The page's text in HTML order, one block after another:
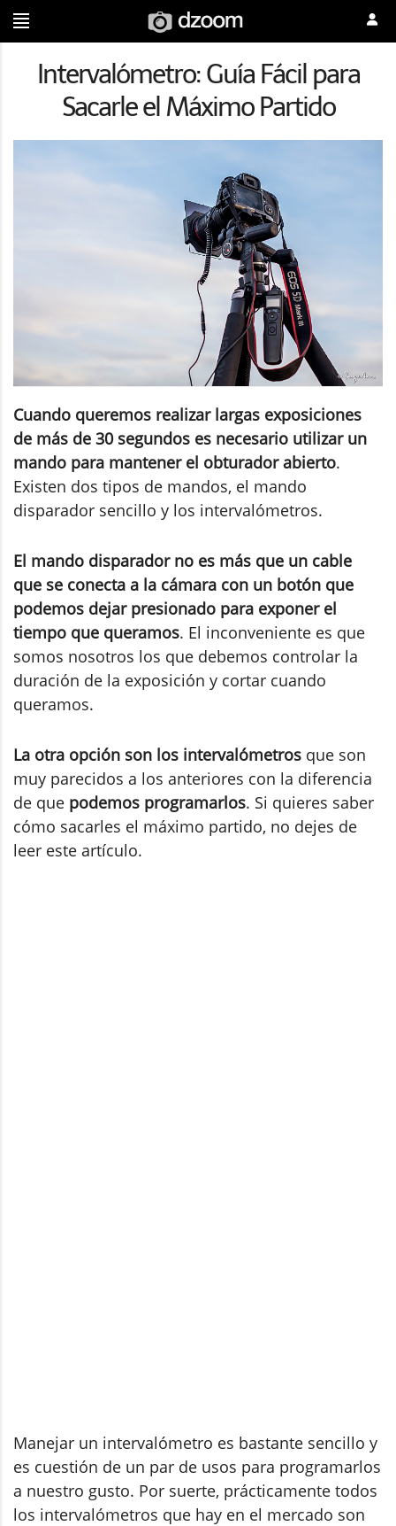
Intervalómetro: Guía Fácil para
Sacarle el Máximo Partido
Cuando queremos realizar largas exposiciones
de más de 30 segundos es necesario utilizar un
mando para mantener el obturador abierto.
Existen dos tipos de mandos, el mando
disparador sencillo y los intervalómetros.
El mando disparador no es más que un cable
que se conecta a la cámara con un botón que
podemos dejar presionado para exponer el
tiempo que queramos. El inconveniente es que
somos nosotros los que debemos controlar la
duración de la exposición y cortar cuando
queramos.
La otra opción son los intervalómetros que son
muy parecidos a los anteriores con la diferencia
de que podemos programarlos. Si quieres saber
cómo sacarles el máximo partido, no dejes de
leer este artículo.
Manejar un intervalómetro es bastante sencillo y
es cuestión de un par de usos para programarlos
a nuestro gusto. Por suerte, prácticamente todos
los intervalómetros que hay en el mercado son